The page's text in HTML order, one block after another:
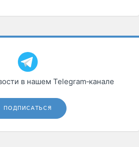
в нашем Telegram‑канале
ПОДПИСАТЬСЯ